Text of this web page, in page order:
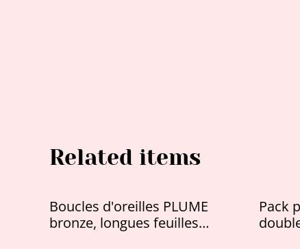
Related items
Boucles d'oreilles PLUME
bronze, longues feuilles
Pack